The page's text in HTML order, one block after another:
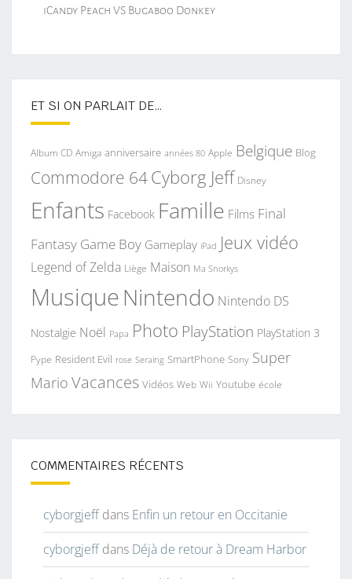
iCandy Peach VS Bugaboo Donkey
ET SI ON PARLAIT DE…
Album CD Amiga anniversaire années 80 Apple Belgique Blog
Commodore 64Cyborg Jeff Disney
Enfants Facebook Famille Films Final
Fantasy Game Boy Gameplay iPad Jeux vidéo
Legend of Zelda Liège Maison Ma Snorkys
MusiqueNintendo Nintendo DS
Nostalgie Noël Papa Photo PlayStation PlayStation 3
Pype Resident Evil rose Seraing SmartPhone Sony Super
Mario Vacances Vidéos Web Wii Youtube école
COMMENTAIRES RÉCENTS
cyborgjeffdans Enfin un retour en Occitanie
cyborgjeffdans Déjà de retour à Dream Harbor